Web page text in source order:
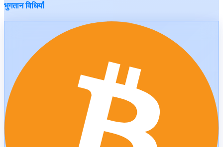
भुगतान विधियाँ